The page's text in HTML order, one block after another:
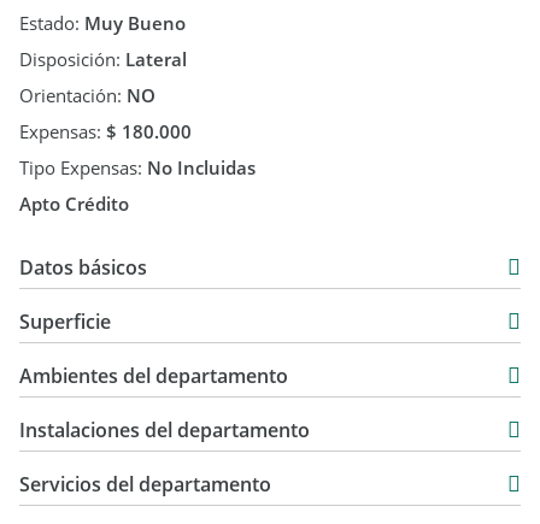
Estado: Muy Bueno
Disposición: Lateral
Orientación: NO
Expensas: $ 180.000
Tipo Expensas: No Incluidas
Apto Crédito
Datos básicos
Venta
USD 71.000
Superficie
Ambientes del departamento
Instalaciones del departamento
Servicios del departamento